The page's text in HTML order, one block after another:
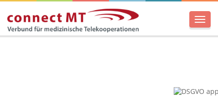
Menü